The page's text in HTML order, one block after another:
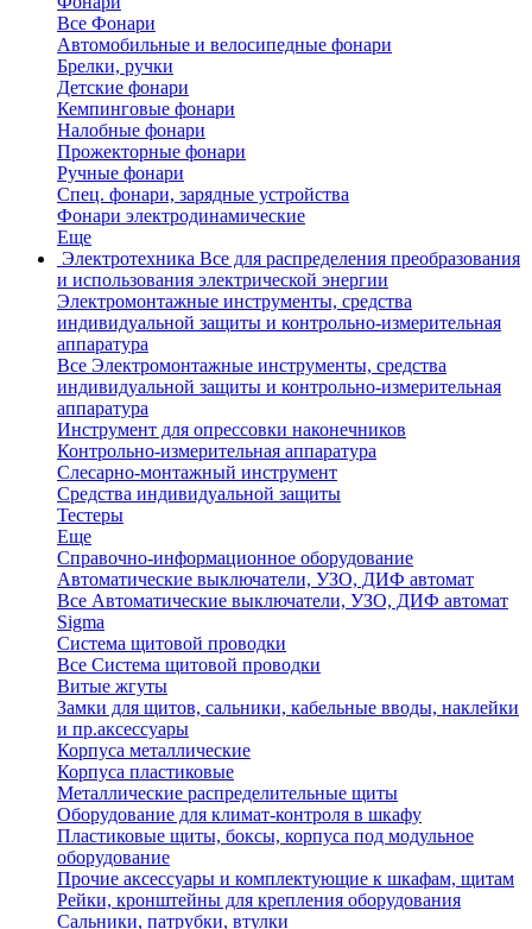
Все Фонари
Автомобильные и велосипедные фонари
Брелки, ручки
Детские фонари
Кемпинговые фонари
Налобные фонари
Прожекторные фонари
Ручные фонари
Спец. фонари, зарядные устройства
Фонари электродинамические
Еще
Электротехника Все для распределения преобразования
и использования электрической энергии
Электромонтажные инструменты, средства
индивидуальной защиты и контрольно-измерительная
аппаратура
Все Электромонтажные инструменты, средства
индивидуальной защиты и контрольно-измерительная
аппаратура
Инструмент для опрессовки наконечников
Контрольно-измерительная аппаратура
Слесарно-монтажный инструмент
Средства индивидуальной защиты
Тестеры
Еще
Справочно-информационное оборудование
Автоматические выключатели, УЗО, ДИФ автомат
Все Автоматические выключатели, УЗО, ДИФ автомат
Sigma
Система щитовой проводки
Все Система щитовой проводки
Витые жгуты
Замки для щитов, сальники, кабельные вводы, наклейки
и пр.аксессуары
Корпуса металлические
Корпуса пластиковые
Металлические распределительные щиты
Оборудование для климат-контроля в шкафу
Пластиковые щиты, боксы, корпуса под модульное
оборудование
Прочие аксессуары и комплектующие к шкафам, щитам
Рейки, кронштейны для крепления оборудования
Сальники, патрубки, втулки